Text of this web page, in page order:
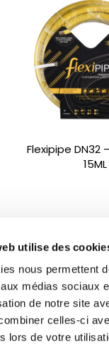
utilise des
nous permettent
médias sociaux
de notre site
celles-ci
lors de votre
Flexipipe DN32
15ML